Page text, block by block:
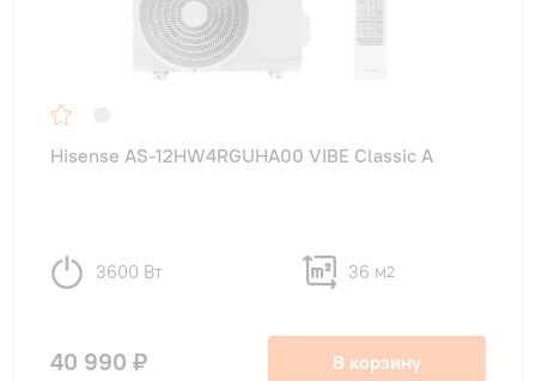
Hisense AS-12HW4RGUHA00 VIBE Classic A
3600 Вт 36 м2
40 990 ₽ В корзину